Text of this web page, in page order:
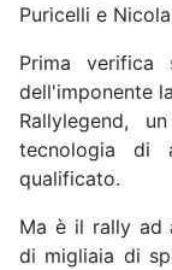
Puricelli e
Prima verifica
dell'imponente
Rallylegend,
tecnologia di
qualificato.
Ma è il rally ad
di migliaia di